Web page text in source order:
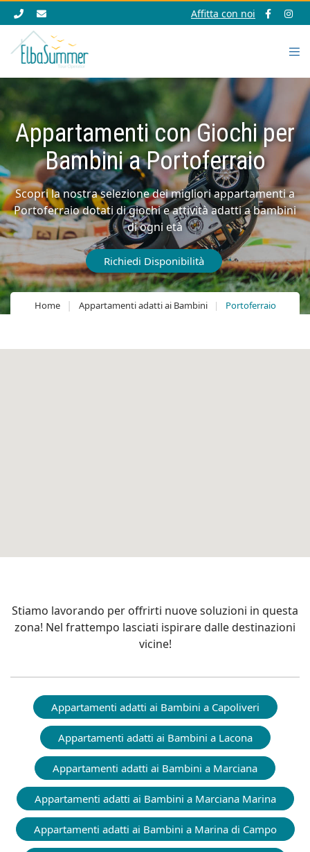
Affitta con noi
Appartamenti con Giochi per
Bambini a Portoferraio
Scopri la nostra selezione dei migliori appartamenti a
Portoferraio dotati di giochi e attività adatti a bambini
di ogni età
Richiedi Disponibilità
Home Appartamenti adatti ai Bambini Portoferraio
Stiamo lavorando per offrirti nuove soluzioni in questa
zona! Nel frattempo lasciati ispirare dalle destinazioni
vicine!
Appartamenti adatti ai Bambini a Capoliveri
Appartamenti adatti ai Bambini a Lacona
Appartamenti adatti ai Bambini a Marciana
Appartamenti adatti ai Bambini a Marciana Marina
Appartamenti adatti ai Bambini a Marina di Campo